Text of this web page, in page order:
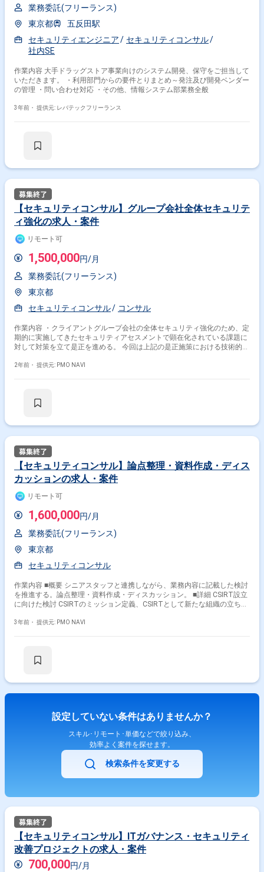
業務委託(フリーランス)
東京都
五反田駅
セキュリティエンジニア
セキュリティコンサル
社内SE
作業内容 大手ドラッグストア事業向けのシステム開発、保守をご担当して
いただきます。 ・利用部門からの要件とりまとめ～発注及び開発ベンダー
の管理 ・問い合わせ対応 ・その他、情報システム部業務全般
3年前・ 提供元: レバテックフリーランス
【セキュリティコンサル】グループ会社全体セキュリテ
ィ強化の求人・案件
リモート可
1,500,000円/月
業務委託(フリーランス)
東京都
セキュリティコンサル
コンサル
作業内容 ・クライアントグループ会社の全体セキュリティ強化のため、定
期的に実施してきたセキュリティアセスメントで顕在化されている課題に
対して対策を立て是正を進める。 今回は上記の是正施策における技術的な
2年前・ 提供元: PMO NAVI
【セキュリティコンサル】論点整理・資料作成・ディス
カッションの求人・案件
リモート可
1,600,000円/月
業務委託(フリーランス)
東京都
セキュリティコンサル
作業内容 ■概要 シニアスタッフと連携しながら、業務内容に記載した検討
を推進する。論点整理・資料作成・ディスカッション。 ■詳細 CSIRT設立
に向けた検討 CSIRTのミッション定義、CSIRTとして新たな組織の立ち上
3年前・ 提供元: PMO NAVI
設定していない条件はありませんか？
スキル･リモート･単価などで絞り込み、
効率よく案件を探せます。
検索条件を変更する
【セキュリティコンサル】ITガバナンス・セキュリティ
改善プロジェクトの求人・案件
700,000円/月